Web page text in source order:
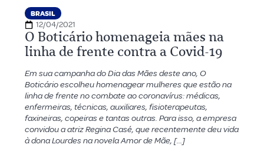
BRASIL
12/04/2021
O Boticário homenageia mães na
linha de frente contra a Covid-19
Em sua campanha do Dia das Mães deste ano, O
Boticário escolheu homenagear mulheres que estão na
linha de frente no combate ao coronavírus: médicas,
enfermeiras, técnicas, auxiliares, fisioterapeutas,
faxineiras, copeiras e tantas outras. Para isso, a empresa
convidou a atriz Regina Casé, que recentemente deu vida
à dona Lourdes na novela Amor de Mãe, […]